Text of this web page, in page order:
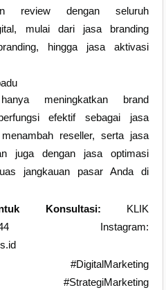
review dengan seluruh
mulai dari jasa branding
hingga jasa aktivasi
meningkatkan brand
efektif sebagai jasa
reseller, serta jasa
juga dengan jasa optimasi
jangkauan pasar Anda di
Konsultasi: KLIK
Instagram:
#DigitalMarketing
#StrategiMarketing